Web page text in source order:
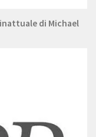
di Michael